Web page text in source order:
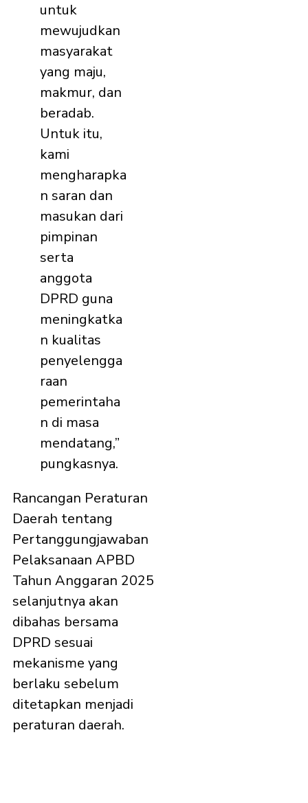
untuk
mewujudkan
masyarakat
yang maju,
makmur, dan
beradab.
Untuk itu,
kami
mengharapka
n saran dan
masukan dari
pimpinan
serta
anggota
DPRD guna
meningkatka
n kualitas
penyelengga
raan
pemerintaha
n di masa
mendatang,”
pungkasnya.
Rancangan Peraturan
Daerah tentang
Pertanggungjawaban
Pelaksanaan APBD
Tahun Anggaran 2025
selanjutnya akan
dibahas bersama
DPRD sesuai
mekanisme yang
berlaku sebelum
ditetapkan menjadi
peraturan daerah.